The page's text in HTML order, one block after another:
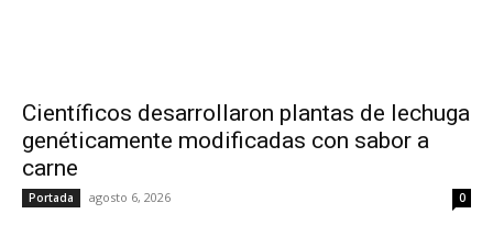
Científicos desarrollaron plantas de lechuga
genéticamente modificadas con sabor a
carne
Portada agosto 6, 2026 0